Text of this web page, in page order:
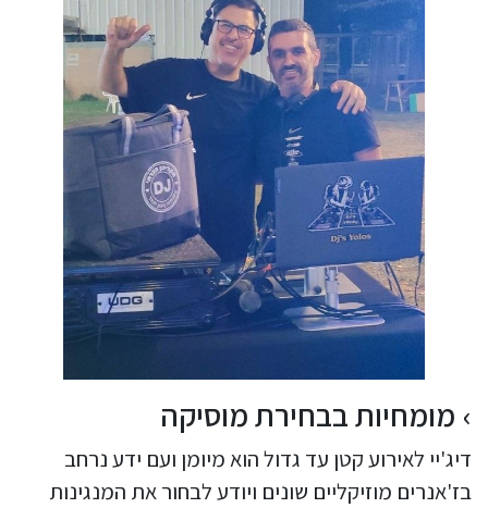
מומחיות בבחירת מוסיקה
דיג'יי לאירוע קטן עד גדול הוא מיומן ועם ידע נרחב
בז'אנרים מוזיקליים שונים ויודע לבחור את המנגינות